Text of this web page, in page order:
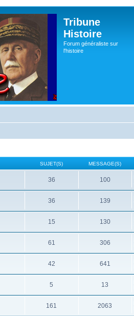
Tribune
Histoire
Forum généraliste sur
l'histoire
SUJET(S) MESSAGE(S)
36 100
36 139
15 130
61 306
42 641
5 13
161 2063